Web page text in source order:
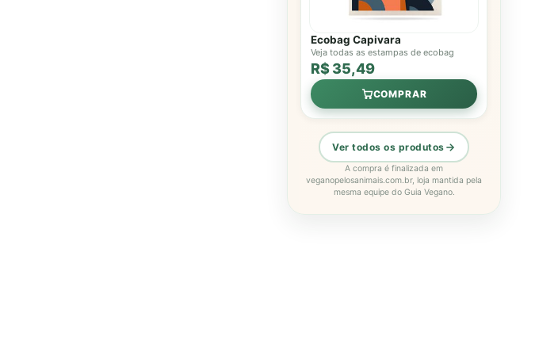
Ecobag Capivara
Veja todas as estampas de ecobag
R$ 35,49
COMPRAR
Ver todos os produtos
A compra é finalizada em
veganopelosanimais.com.br, loja mantida pela
mesma equipe do Guia Vegano.